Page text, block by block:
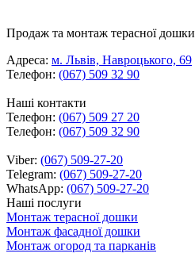
Продаж та монтаж терасної дошки
Адреса: м. Львів, Навроцького, 69
Телефон: (067) 509 32 90
Наші контакти
Телефон: (067) 509 27 20
Телефон: (067) 509 32 90
Viber: (067) 509-27-20
Telegram: (067) 509-27-20
WhatsApp: (067) 509-27-20
Наші послуги
Монтаж терасної дошки
Монтаж фасадної дошки
Монтаж огород та парканів